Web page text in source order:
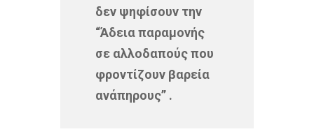
δεν ψηφίσουν την
“Άδεια παραμονής
σε αλλοδαπούς που
φροντίζουν βαρεία
ανάπηρους” .